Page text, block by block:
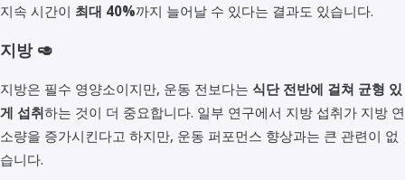
지속 시간이 최대 40%까지 늘어날 수 있다는 결과도 있습니다.
지방 🥑
지방은 필수 영양소이지만, 운동 전보다는 식단 전반에 걸쳐 균형 있
게 섭취하는 것이 더 중요합니다. 일부 연구에서 지방 섭취가 지방 연
소량을 증가시킨다고 하지만, 운동 퍼포먼스 향상과는 큰 관련이 없
습니다.